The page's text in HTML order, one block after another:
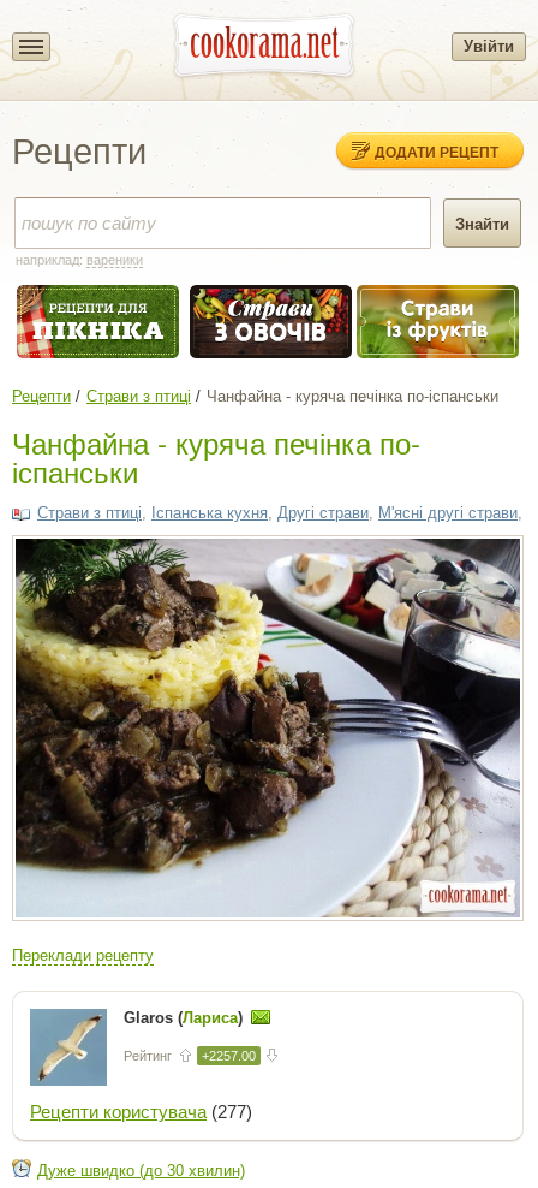
Увійти
Рецепти ДОДАТИ РЕЦЕПТ
наприклад: вареники
Рецепти Страви з птиці Чанфайна - куряча печінка по-іспанськи
Чанфайна - куряча печінка по-
іспанськи
Страви з птиці Іспанська кухня Другі страви М'ясні другі страви
Переклади рецепту
Glaros (Лариса)
Рейтинг +2257.00
Рецепти користувача (277)
Дуже швидко (до 30 хвилин)